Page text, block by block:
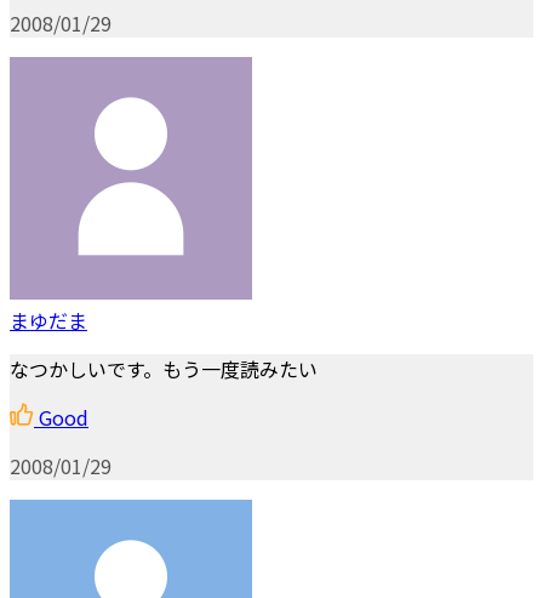
2008/01/29
まゆだま
なつかしいです。もう一度読みたい
Good
2008/01/29